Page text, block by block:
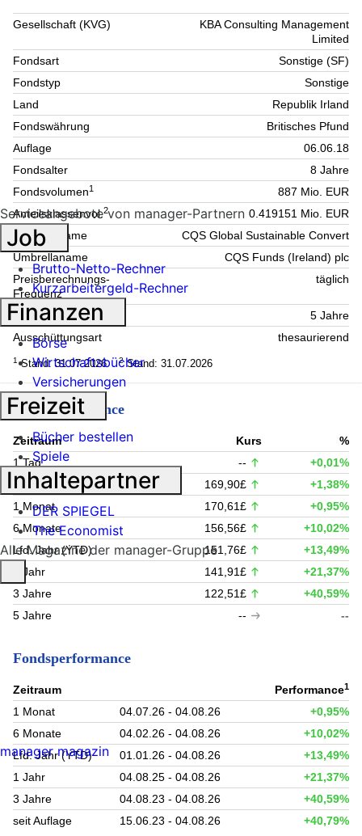
Gesellschaft (KVG)
KBA Consulting Management
Limited
Fondsart
Sonstige (SF)
Fondstyp
Sonstige
Land
Republik Irland
Fondswährung
Britisches Pfund
Auflage
06.06.18
Fondsalter
8 Jahre
Fondsvolumen1
887 Mio. EUR
Anteilsklassenvol.2
0.419151 Mio. EUR
Teilfondsname
CQS Global Sustainable Convert
Umbrellaname
CQS Funds (Ireland) plc
Preisberechnungs-
Frequenz
täglich
Anlagehorizont
5 Jahre
Ausschüttungsart
thesaurierend
1Stand: 31.07.2026 2Stand: 31.07.2026
Kursperformance
Zeitraum Kurs
%
1 Tag
--
+0,01%
1 Woche
169,90£
+1,38%
1 Monat
170,61£
+0,95%
6 Monate
156,56£
+10,02%
Lfd. Jahr (YTD)
151,76£
+13,49%
1 Jahr
141,91£
+21,37%
3 Jahre
122,51£
+40,59%
5 Jahre
-- --
Fondsperformance
Zeitraum Performance1
1 Monat 04.07.26 - 04.08.26
+0,95%
6 Monate
04.02.26 - 04.08.26
+10,02%
Lfd. Jahr (YTD)
01.01.26 - 04.08.26
+13,49%
1 Jahr
04.08.25 - 04.08.26
+21,37%
3 Jahre
04.08.23 - 04.08.26
+40,59%
seit Auflage
15.06.23 - 04.08.26 +40,79%
Serviceangebote von manager-Partnern
Job
Brutto-Netto-Rechner
Kurzarbeitergeld-Rechner
Finanzen
Börse
Wirtschaftsbücher
Versicherungen
Freizeit
Bücher bestellen
Spiele
Inhaltepartner
DER SPIEGEL
The Economist
Alle Magazine der manager-Gruppe
manager magazin